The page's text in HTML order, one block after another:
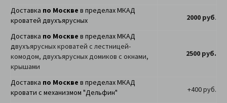
Доставка по Москве в пределах МКАД
кроватей двухъярусных
2000 руб.
Доставка по Москве в пределах МКАД
двухъярусных кроватей с лестницей-
комодом, двухъярусных домиков с окнами,
крышами
2500 руб.
Доставка по Москве в пределах МКАД
кровати с механизмом "Дельфин"
+400 руб.